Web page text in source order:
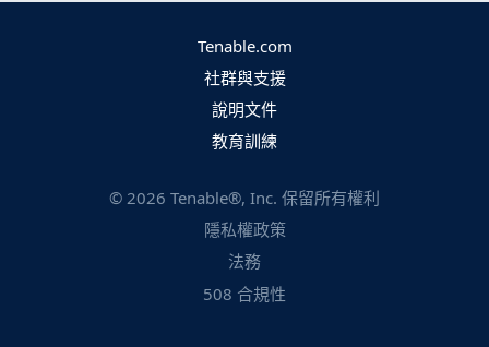
Tenable.com
社群與支援
說明文件
教育訓練
© 2026 Tenable®, Inc. 保留所有權利
隱私權政策
法務
508 合規性